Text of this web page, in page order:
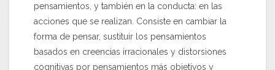
pensamientos, y también en la conducta: en las
acciones que se realizan. Consiste en cambiar la
forma de pensar, sustituir los pensamientos
basados en creencias irracionales y distorsiones
cognitivas por pensamientos más objetivos y